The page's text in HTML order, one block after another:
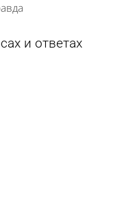
и ответах